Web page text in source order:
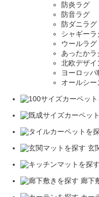
防炎ラグ
防音ラグ
防ダニラグ
シャギーラ
ウールラグ
あったかラ
北欧デザイ
ヨーロッ
オールシー
玄
廊下